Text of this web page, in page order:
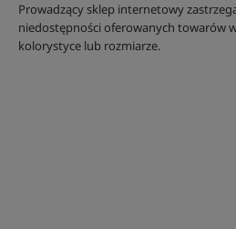
Prowadzący sklep internetowy
niedostępności oferowanych towarów
kolorystyce lub rozmiarze.